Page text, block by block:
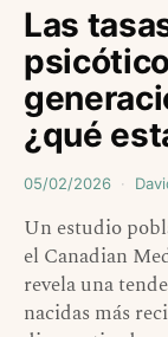
Las
¿qué
05/02/2026
Un estudio
el Canadian
revela una
nacidas más